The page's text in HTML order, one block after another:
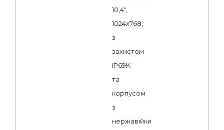
10,4",
1024x768,
з
захистом
IP69K
та
корпусом
з
нержавійки